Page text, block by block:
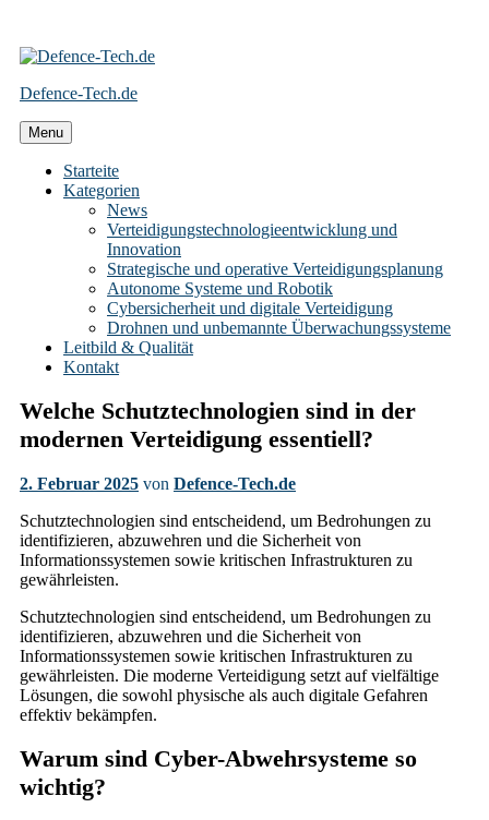
Skip
content
Defence-Tech.de
Menu
Starteite
Kategorien
News
Verteidigungstechnologieentwicklung und
Innovation
Strategische und operative Verteidigungsplanung
Autonome Systeme und Robotik
Cybersicherheit und digitale Verteidigung
Drohnen und unbemannte Überwachungssysteme
Leitbild & Qualität
Kontakt
Welche Schutztechnologien sind in der
modernen Verteidigung essentiell?
2. Februar 2025 von Defence-Tech.de
Schutztechnologien sind entscheidend, um Bedrohungen zu
identifizieren, abzuwehren und die Sicherheit von
Informationssystemen sowie kritischen Infrastrukturen zu
gewährleisten.
Schutztechnologien sind entscheidend, um Bedrohungen zu
identifizieren, abzuwehren und die Sicherheit von
Informationssystemen sowie kritischen Infrastrukturen zu
gewährleisten. Die moderne Verteidigung setzt auf vielfältige
Lösungen, die sowohl physische als auch digitale Gefahren
effektiv bekämpfen.
Warum sind Cyber-Abwehrsysteme so
wichtig?